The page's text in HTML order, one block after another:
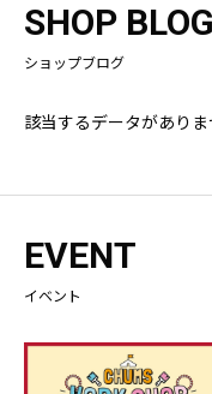
SHOP BLOG
ショップブログ
該当するデータがありま
EVENT
イベント